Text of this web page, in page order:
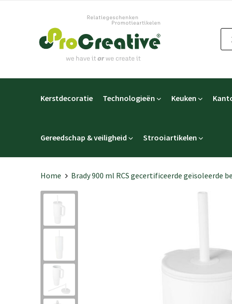
Kerstdecoratie Technologieën Keuken
Gereedschap & veiligheid Strooiartikelen
Home Brady 900 ml RCS gecertificeerde geïsoleerde